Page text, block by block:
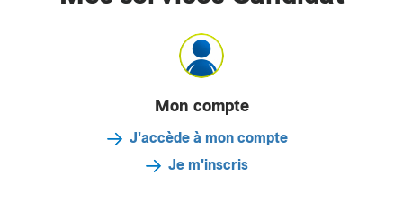
Mon compte
J'accède à mon compte
Je m'inscris